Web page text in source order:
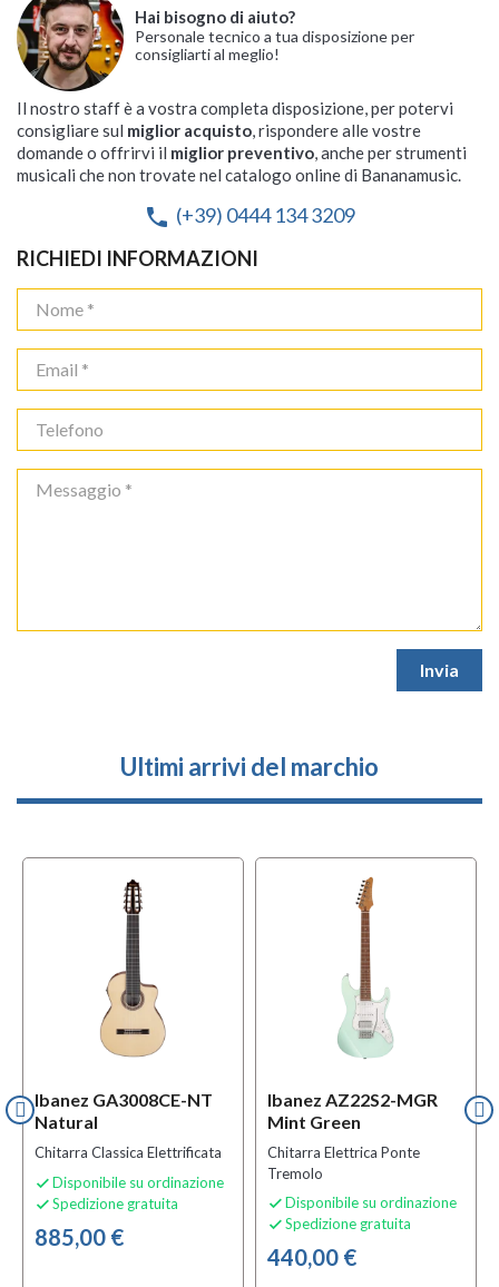
Hai bisogno di aiuto?
Personale tecnico a tua disposizione per
consigliarti al meglio!
Il nostro staff è a vostra completa disposizione, per potervi
consigliare sul miglior acquisto , rispondere alle vostre
domande o offrirvi il miglior preventivo , anche per strumenti
musicali che non trovate nel catalogo online di Bananamusic.
phone (+39) 0444 134 3209
RICHIEDI INFORMAZIONI
Ultimi arrivi del marchio
Ibanez GA3008CE-NT
Natural
Chitarra Classica Elettrificata
 Disponibile su ordinazione
 Spedizione gratuita
885,00 €
Ibanez AZ22S2-MGR
Mint Green
Chitarra Elettrica Ponte
Tremolo
 Disponibile su ordinazione
 Spedizione gratuita
440,00 €